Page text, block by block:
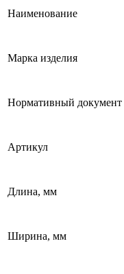
Наименование
Марка изделия
Нормативный документ
Артикул
Длина, мм
Ширина, мм